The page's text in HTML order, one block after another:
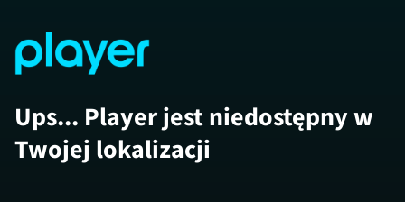
Ups... Player jest niedostępny w
Twojej lokalizacji